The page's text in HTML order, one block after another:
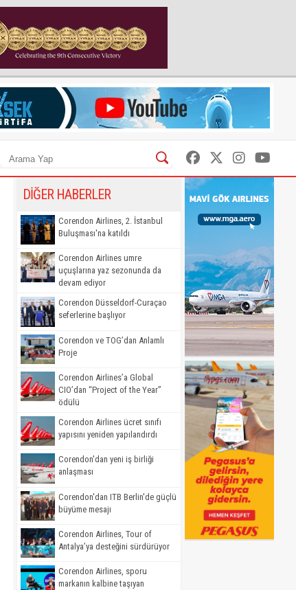
DİĞER HABERLER
Corendon Airlines, 2. İstanbul
Buluşması'na katıldı
Corendon Airlines umre
uçuşlarına yaz sezonunda da
devam ediyor
Corendon Düsseldorf-Curaçao
seferlerine başlıyor
Corendon ve TOG’dan Anlamlı
Proje
Corendon Airlines’a Global
CIO’dan “Project of the Year”
ödülü
Corendon Airlines ücret sınıfı
yapısını yeniden yapılandırdı
Corendon'dan yeni iş birliği
anlaşması
Corendon'dan ITB Berlin'de güçlü
büyüme mesajı
Corendon Airlines, Tour of
Antalya’ya desteğini sürdürüyor
Corendon Airlines, sporu
markanın kalbine taşıyan